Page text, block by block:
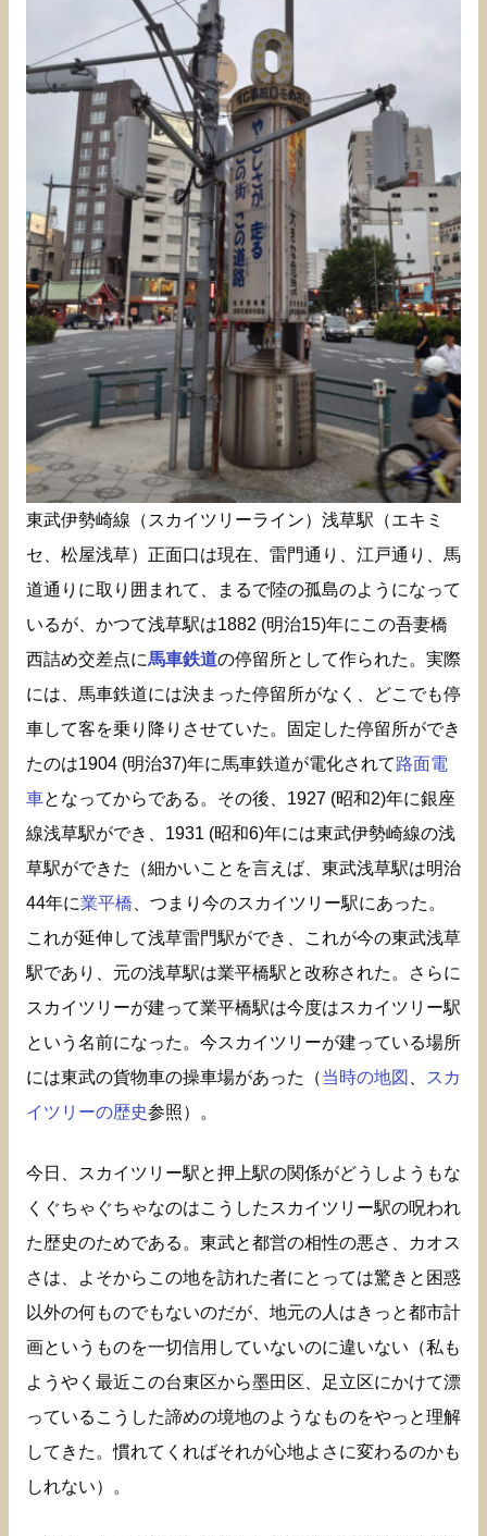
東武伊勢崎線（スカイツリーライン）浅草駅（エキミ
セ、松屋浅草）正面口は現在、雷門通り、江戸通り、馬
道通りに取り囲まれて、まるで陸の孤島のようになって
いるが、かつて浅草駅は1882 (明治15)年にこの吾妻橋
西詰め交差点に馬車鉄道の停留所として作られた。実際
には、馬車鉄道には決まった停留所がなく、どこでも停
車して客を乗り降りさせていた。固定した停留所ができ
たのは1904 (明治37)年に馬車鉄道が電化されて路面電
車となってからである。その後、1927 (昭和2)年に銀座
線浅草駅ができ、1931 (昭和6)年には東武伊勢崎線の浅
草駅ができた（細かいことを言えば、東武浅草駅は明治
44年に業平橋 、つまり今のスカイツリー駅にあった。
これが延伸して浅草雷門駅ができ、これが今の東武浅草
駅であり、元の浅草駅は業平橋駅と改称された。さらに
スカイツリーが建って業平橋駅は今度はスカイツリー駅
という名前になった。今スカイツリーが建っている場所
には東武の貨物車の操車場があった（当時の地図
スカ
イツリーの歴史参照）。
今日、スカイツリー駅と押上駅の関係がどうしようもな
くぐちゃぐちゃなのはこうしたスカイツリー駅の呪われ
た歴史のためである。東武と都営の相性の悪さ、カオス
さは、よそからこの地を訪れた者にとっては驚きと困惑
以外の何ものでもないのだが、地元の人はきっと都市計
画というものを一切信用していないのに違いない（私も
ようやく最近この台東区から墨田区、足立区にかけて漂
っているこうした諦めの境地のようなものをやっと理解
してきた。慣れてくればそれが心地よさに変わるのかも
しれない）。